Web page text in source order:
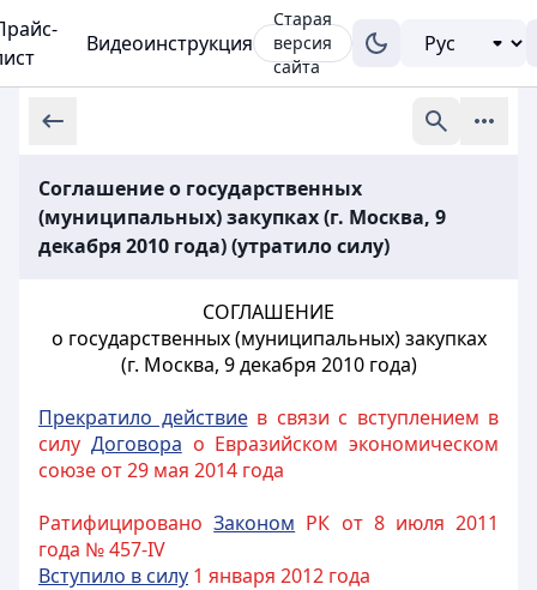
Видеоинструкция
Старая
версия
сайта
Соглашение о государственных
(муниципальных) закупках (г. Москва, 9
декабря 2010 года) (утратило силу)
СОГЛАШЕНИЕ
о государственных (муниципальных) закупках
(г. Москва, 9 декабря 2010 года)
Прекратило действиев связи с вступлением в
силу Договора о Евразийском экономическом
союзе от 29 мая 2014 года
РатифицированоЗаконом РК от 8 июля 2011
года № 457-IV
Вступило в силу 1 января 2012 года